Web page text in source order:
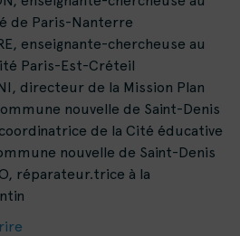
de Paris-Nanterre
enseignante-chercheuse au
Paris-Est-Créteil
directeur de la Mission Plan
nouvelle de Saint-Denis
coordinatrice de la Cité éducative
nouvelle de Saint-Denis
réparateur.trice à la